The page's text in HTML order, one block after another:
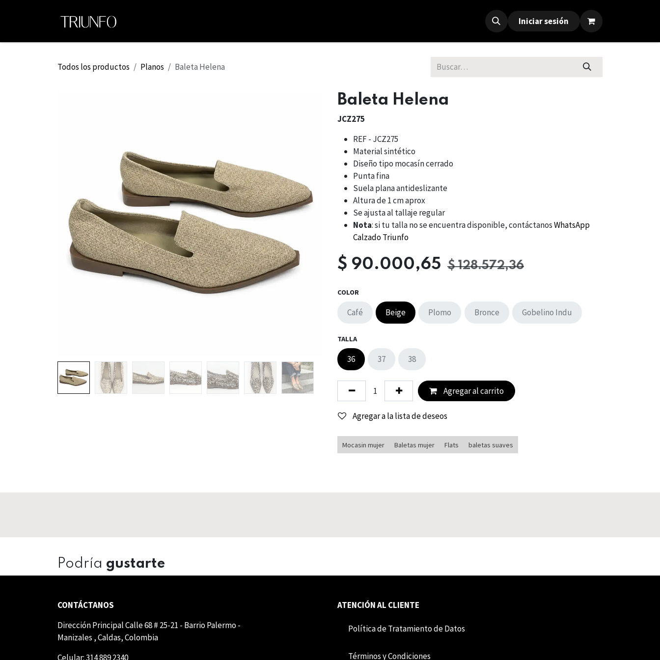
Iniciar sesión
Todos los productos Planos Baleta Helena
Baleta Helena
JCZ275
REF - JCZ275
Material sintético
Diseño tipo mocasín cerrado
Punta fina
Suela plana antideslizante
Altura de 1 cm aprox
Se ajusta al tallaje regular
Nota: si tu talla no se encuentra disponible, contáctanosWhatsApp
Calzado Triunfo
$ 90.000,65 $128.572,36
COLOR
Café Beige Plomo Bronce Gobelino Indu
TALLA
36 37 38
Agregar al carrito
Agregar a la lista de deseos
Mocasin mujer Baletas mujer Flats baletas suaves
Podría gustarte
CONTÁCTANOS
Dirección Principal Calle 68 # 25-21 - Barrio Palermo -
Manizales , Caldas, Colombia
Celular: 314 889 2340
ATENCIÓN AL CLIENTE
Política de Tratamiento de Datos
Término​​s y Condiciones